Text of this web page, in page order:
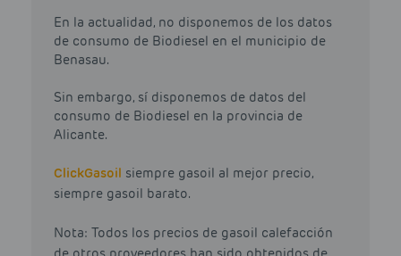
En la actualidad, no disponemos de los datos
de consumo de Biodiesel en el municipio de
Benasau.
Sin embargo, sí disponemos de datos del
consumo de Biodiesel en la provincia de
Alicante.
ClickGasoil siempre gasoil al mejor precio,
siempre gasoil barato.
Nota: Todos los precios de gasoil calefacción